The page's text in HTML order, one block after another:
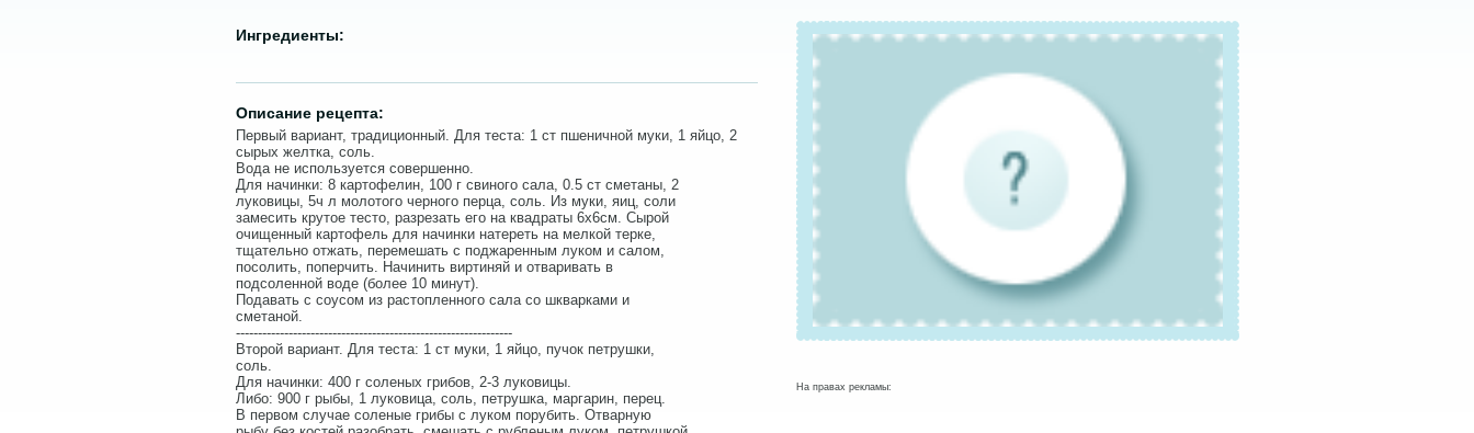
Ингредиенты:
Описание рецепта:
Первый вариант, традиционный. Для теста: 1 ст пшеничной муки, 1 яйцо, 2
сырых желтка, соль.
Вода не используется совершенно.
Для начинки: 8 картофелин, 100 г свиного сала, 0.5 ст сметаны, 2
луковицы, 5ч л молотого черного перца, соль. Из муки, яиц, соли
замесить крутое тесто, разрезать его на квадраты 6x6см. Сырой
очищенный картофель для начинки натереть на мелкой терке,
тщательно отжать, перемешать с поджаренным луком и салом,
посолить, поперчить. Начинить виртиняй и отваривать в
подсоленной воде (более 10 минут).
Подавать с соусом из растопленного сала со шкварками и
сметаной.
---------------------------------------------------------------
Второй вариант. Для теста: 1 ст муки, 1 яйцо, пучок петрушки,
соль.
Для начинки: 400 г соленых грибов, 2-3 луковицы.
Либо: 900 г рыбы, 1 луковица, соль, петрушка, маргарин, перец.
В первом случае соленые грибы с луком порубить. Отварную
На правах рекламы: